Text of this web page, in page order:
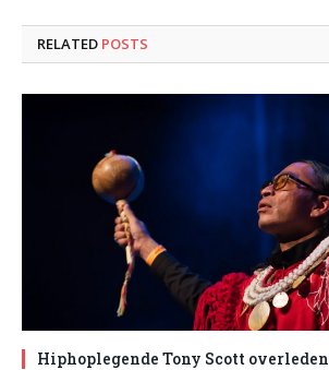
RELATED POSTS
Hiphoplegende Tony Scott overleden